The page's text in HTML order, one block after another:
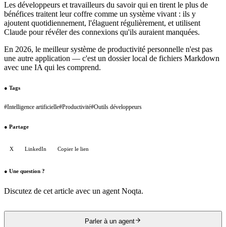
Les développeurs et travailleurs du savoir qui en tirent le plus de
bénéfices traitent leur coffre comme un système vivant : ils y
ajoutent quotidiennement, l'élaguent régulièrement, et utilisent
Claude pour révéler des connexions qu'ils auraient manquées.
En 2026, le meilleur système de productivité personnelle n'est pas
une autre application — c'est un dossier local de fichiers Markdown
avec une IA qui les comprend.
● Tags
#Intelligence artificielle#Productivité#Outils développeurs
● Partage
X LinkedIn Copier le lien
● Une question ?
Discutez de cet article avec un agent Noqta.
Parler à un agent